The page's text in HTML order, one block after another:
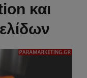
και